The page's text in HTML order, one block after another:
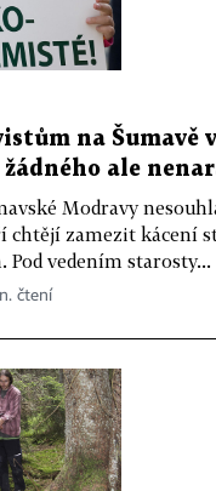
na Šumavě
ale
Modravy
chtějí zamezit kácení
Pod vedením starosty...
čtení